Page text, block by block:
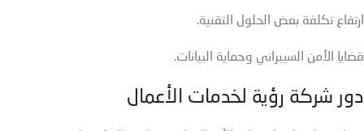
ارتفاع تكلفة بعض الحلول التقنية.
قضايا الأمن السيبراني وحماية البيانات.
دور شركة رؤية لخدمات الأعمال